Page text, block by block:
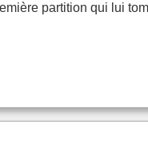
partition qui lui